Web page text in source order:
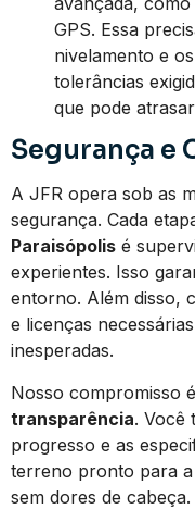
GPS. Essa
nivelamento e
tolerâncias
que pode
Segurança e
A JFR opera sob as
segurança. Cada
Paraisópolis é
experientes. Isso
entorno. Além disso,
e licenças
inesperadas.
Nosso compromisso
transparência. Você
progresso e as
terreno pronto para
sem dores de cabeça.